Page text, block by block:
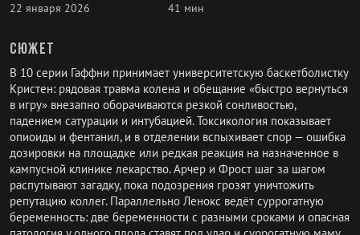
22 января 2026
41 мин
Сюжет
В 10 серии Гаффни принимает университетскую баскетболистку
Кристен: рядовая травма колена и обещание «быстро вернуться
в игру» внезапно оборачиваются резкой сонливостью,
падением сатурации и интубацией. Токсикология показывает
опиоиды и фентанил, и в отделении вспыхивает спор — ошибка
дозировки на площадке или редкая реакция на назначенное в
кампусной клинике лекарство. Арчер и Фрост шаг за шагом
распутывают загадку, пока подозрения грозят уничтожить
репутацию коллег. Параллельно Ленокс ведёт суррогатную
беременность: две беременности с разными сроками и опасная